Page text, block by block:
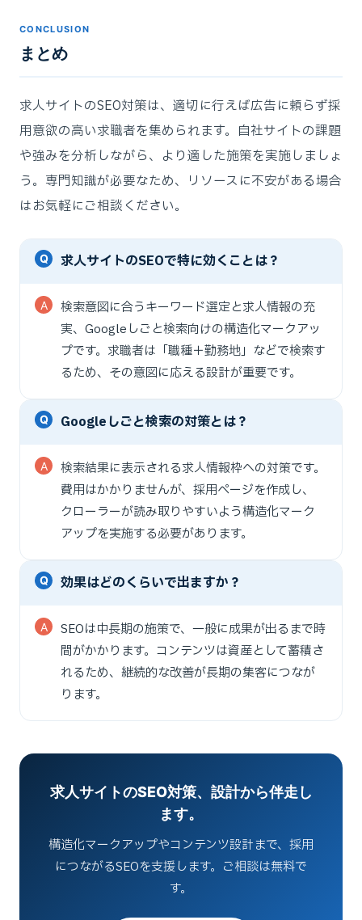
CONCLUSION
まとめ
求人サイトのSEO対策は、適切に行えば広告に頼らず採
用意欲の高い求職者を集められます。自社サイトの課題
や強みを分析しながら、より適した施策を実施しましょ
う。専門知識が必要なため、リソースに不安がある場合
はお気軽にご相談ください。
求人サイトのSEOで特に効くことは？
検索意図に合うキーワード選定と求人情報の充
実、Googleしごと検索向けの構造化マークアッ
プです。求職者は「職種＋勤務地」などで検索す
るため、その意図に応える設計が重要です。
Googleしごと検索の対策とは？
検索結果に表示される求人情報枠への対策です。
費用はかかりませんが、採用ページを作成し、
クローラーが読み取りやすいよう構造化マーク
アップを実施する必要があります。
効果はどのくらいで出ますか？
SEOは中長期の施策で、一般に成果が出るまで時
間がかかります。コンテンツは資産として蓄積さ
れるため、継続的な改善が長期の集客につなが
ります。
求人サイトのSEO対策、設計から伴走し
ます。
構造化マークアップやコンテンツ設計まで、採用
につながるSEOを支援します。ご相談は無料で
す。